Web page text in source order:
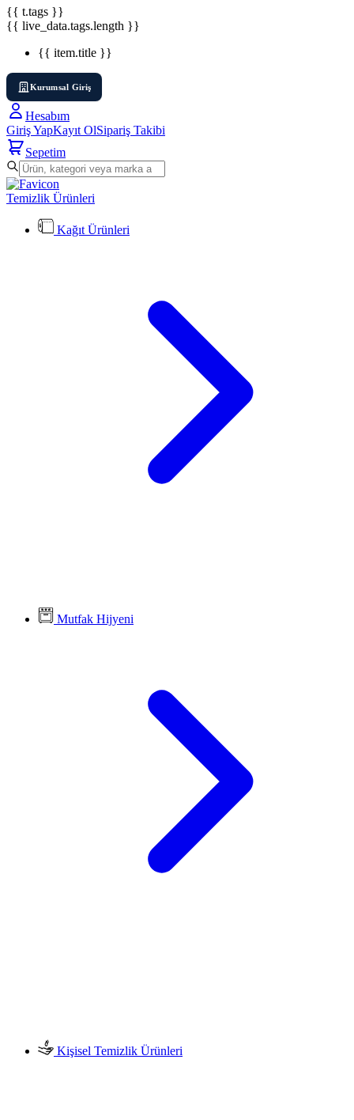
{{ t.tags }}
{{ live_data.tags.length }}
{{ item.title }}
Kurumsal Giriş
Hesabım
Giriş YapKayıt OlSipariş Takibi
Sepetim
Temizlik Ürünleri
Kağıt Ürünleri
Mutfak Hijyeni
Kişisel Temizlik Ürünleri